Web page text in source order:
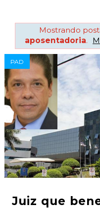
Mostrando
aposentadoria.
PAD
Juiz que